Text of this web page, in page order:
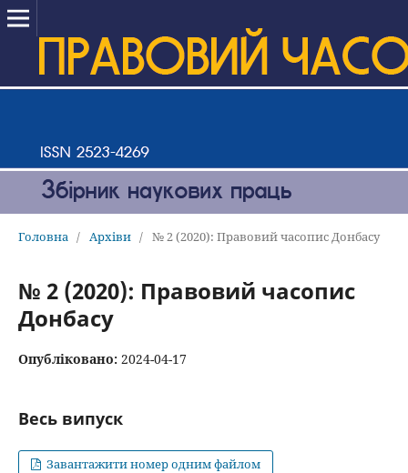
Головна / Архіви / № 2 (2020): Правовий часопис Донбасу
№ 2 (2020): Правовий часопис
Донбасу
Опубліковано: 2024-04-17
Весь випуск
Завантажити номер одним файлом